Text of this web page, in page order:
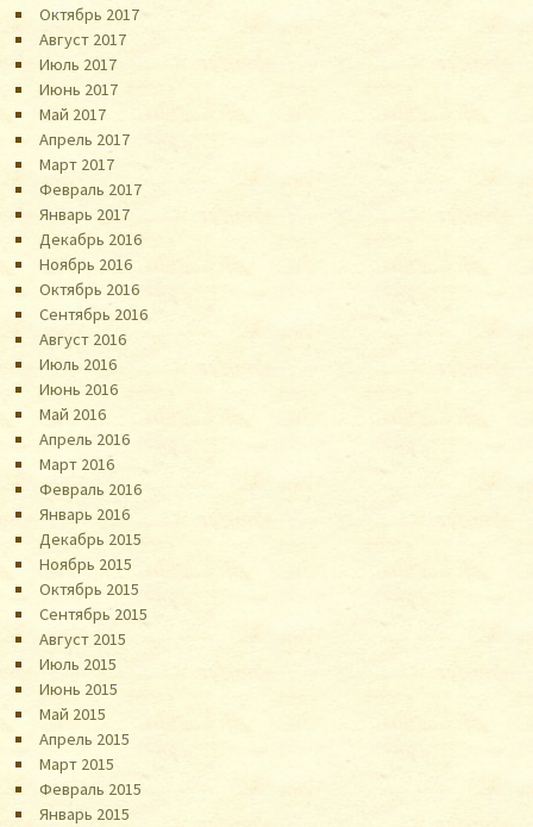
Октябрь 2017
Август 2017
Июль 2017
Июнь 2017
Май 2017
Апрель 2017
Март 2017
Февраль 2017
Январь 2017
Декабрь 2016
Ноябрь 2016
Октябрь 2016
Сентябрь 2016
Август 2016
Июль 2016
Июнь 2016
Май 2016
Апрель 2016
Март 2016
Февраль 2016
Январь 2016
Декабрь 2015
Ноябрь 2015
Октябрь 2015
Сентябрь 2015
Август 2015
Июль 2015
Июнь 2015
Май 2015
Апрель 2015
Март 2015
Февраль 2015
Январь 2015